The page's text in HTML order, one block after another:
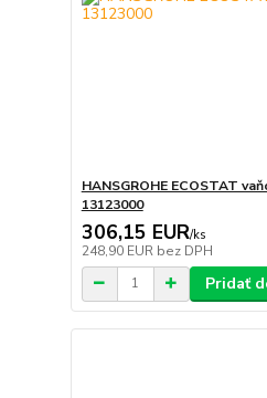
HANSGROHE ECOSTAT
13123000
306,15 EUR/ks
248,90 EUR bez DPH
Pridať